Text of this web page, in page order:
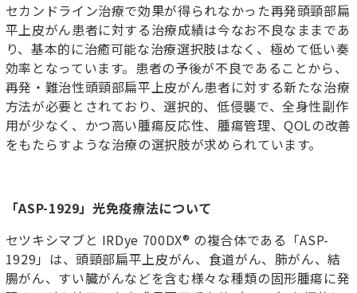
セカンドライン治療で効果が得られなかった再発頭頸部扁
平上皮がん患者に対する治療成績は今なお不良なままであ
り、基本的に治癒可能な治療選択肢はなく、極めて低い奏
効率となっています。患者の予後が不良であることから、
再発・難治性頭頸部扁平上皮がん患者に対する新たな治療
方法が必要とされており、選択的、低侵襲で、全身性副作
用が少なく、かつ高い腫瘍反応性、腫瘍管理、QOLの改善
をもたらすような治療の選択肢が求められています。
「ASP-1929」光免疫療法について
セツキシマブと IRDye 700DX® の複合体である「ASP-
1929」は、頭頸部扁平上皮がん、食道がん、肺がん、結
腸がん、すい臓がんなどを含む様々な種類の固形腫瘍に発